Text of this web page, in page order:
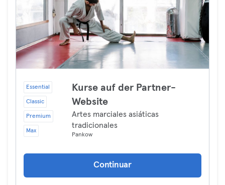
Essential
Classic
Premium
Max
Kurse auf der Partner-
Website
Artes marciales asiáticas
tradicionales
Pankow
Continuar